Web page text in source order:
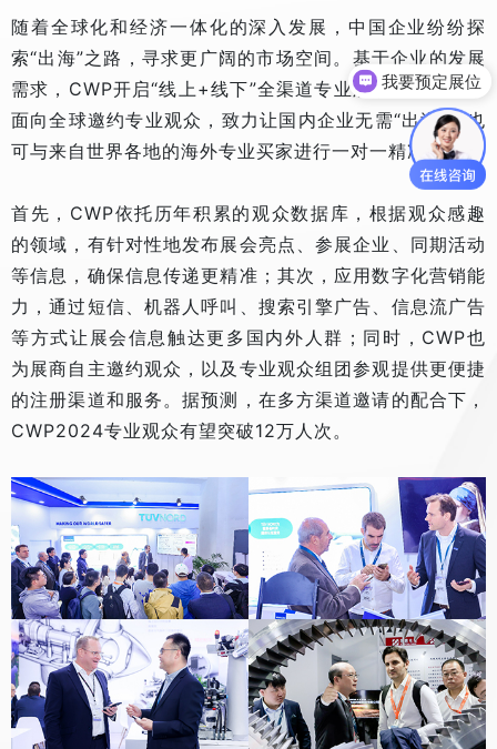
随着全球化和经济一体化的深入发展，中国企业纷纷探
索“出海”之路，寻求更广阔的市场空间。基于企业的发展
需求，CWP开启“线上+线下”全渠道专业观众邀请模式，
面向全球邀约专业观众，致力让国内企业无需“出海”，也
可与来自世界各地的海外专业买家进行一对一精准对接。
首先，CWP依托历年积累的观众数据库，根据观众感趣
的领域，有针对性地发布展会亮点、参展企业、同期活动
等信息，确保信息传递更精准；其次，应用数字化营销能
力，通过短信、机器人呼叫、搜索引擎广告、信息流广告
等方式让展会信息触达更多国内外人群；同时，CWP也
为展商自主邀约观众，以及专业观众组团参观提供更便捷
的注册渠道和服务。据预测，在多方渠道邀请的配合下，
CWP2024专业观众有望突破12万人次。
我要预定展位